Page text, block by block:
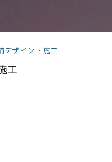
デザイン・施工
工